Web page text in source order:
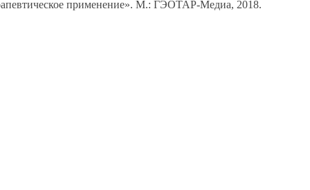
применение». М.: ГЭОТАР-Медиа, 2018.